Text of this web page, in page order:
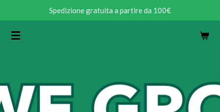
contenuto
Spedizione gratuita a partire da 100€